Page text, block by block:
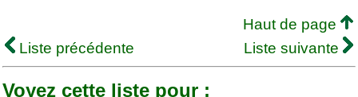
Haut de page
Liste précédente
Liste suivante
Voyez cette liste pour :